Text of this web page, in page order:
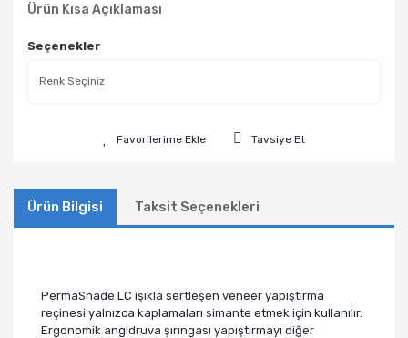
Ürün Kısa Açıklaması
Seçenekler
Tavsiye Et
Ürün Bilgisi Taksit Seçenekleri
PermaShade LC ışıkla sertleşen veneer yapıştırma
reçinesi yalnızca kaplamaları simante etmek için kullanılır.
Ergonomik angldruva şırıngası yapıştırmayı diğer